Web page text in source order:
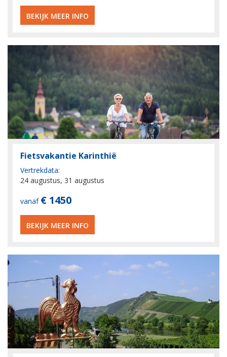
BEKIJK MEER INFO
Fietsvakantie Karinthië
Vertrekdata:
24 augustus, 31 augustus
vanaf € 1450
BEKIJK MEER INFO